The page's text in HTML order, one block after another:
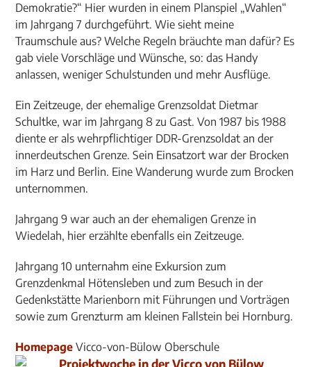
Demokratie?“ Hier wurden in einem Planspiel „Wahlen“
im Jahrgang 7 durchgeführt. Wie sieht meine
Traumschule aus? Welche Regeln bräuchte man dafür? Es
gab viele Vorschläge und Wünsche, so: das Handy
anlassen, weniger Schulstunden und mehr Ausflüge.
Ein Zeitzeuge, der ehemalige Grenzsoldat Dietmar
Schultke, war im Jahrgang 8 zu Gast. Von 1987 bis 1988
diente er als wehrpflichtiger DDR-Grenzsoldat an der
innerdeutschen Grenze. Sein Einsatzort war der Brocken
im Harz und Berlin. Eine Wanderung wurde zum Brocken
unternommen.
Jahrgang 9 war auch an der ehemaligen Grenze in
Wiedelah, hier erzählte ebenfalls ein Zeitzeuge.
Jahrgang 10 unternahm eine Exkursion zum
Grenzdenkmal Hötensleben und zum Besuch in der
Gedenkstätte Marienborn mit Führungen und Vorträgen
sowie zum Grenzturm am kleinen Fallstein bei Hornburg.
Homepage Vicco-von-Bülow Oberschule